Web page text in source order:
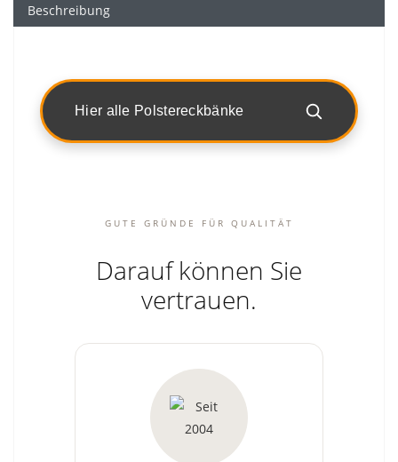
Beschreibung
Hier alle Polstereckbänke
GUTE GRÜNDE FÜR QUALITÄT
Darauf können Sie
vertrauen.